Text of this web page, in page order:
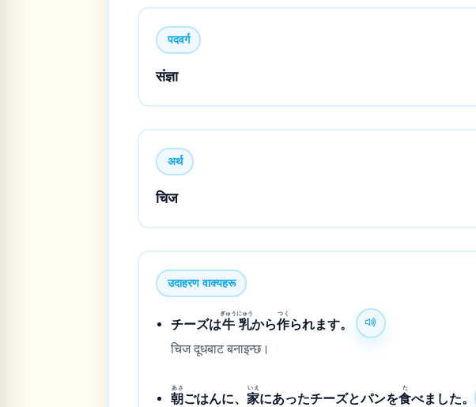
पदवर्ग
संज्ञा
अर्थ
चिज
उदाहरण वाक्यहरू
チーズは牛乳
ぎゅうにゅう
から作
つく
られます。
चिज दूधबाट बनाइन्छ।
朝
あさ
ごはんに、家
いえ
にあったチーズとパンを食
た
べました。